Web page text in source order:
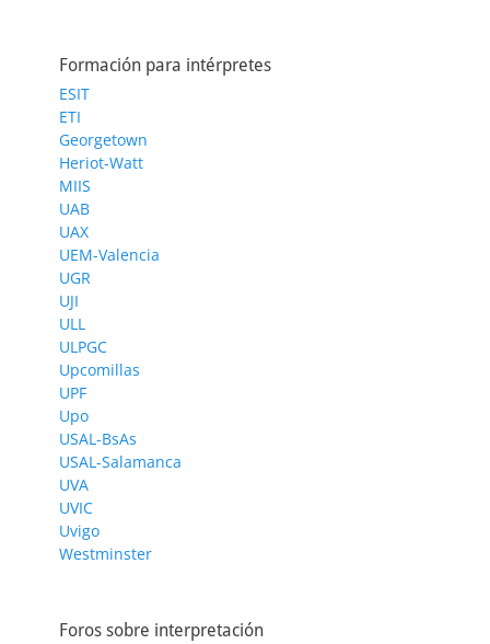
Formación para intérpretes
ESIT
ETI
Georgetown
Heriot-Watt
MIIS
UAB
UAX
UEM-Valencia
UGR
UJI
ULL
ULPGC
Upcomillas
UPF
Upo
USAL-BsAs
USAL-Salamanca
UVA
UVIC
Uvigo
Westminster
Foros sobre interpretación